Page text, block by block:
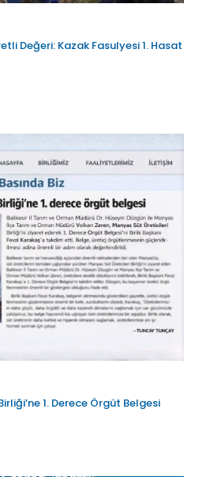
Değeri: Kazak Fasulyesi 1. Hasat
1. Derece Örgüt Belgesi